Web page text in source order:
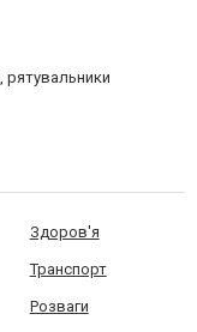
рятувальники
Здоров'я
Транспорт
Розваги